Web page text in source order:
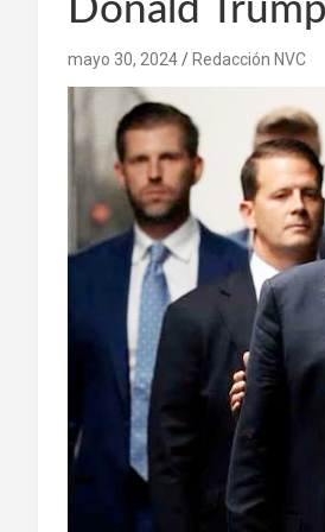
Donald
mayo 30, 2024 Redacción NVC